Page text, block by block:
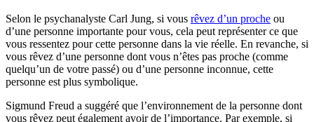
Selon le psychanalyste Carl Jung, si vous rêvez d’un proche ou
d’une personne importante pour vous, cela peut représenter ce que
vous ressentez pour cette personne dans la vie réelle. En revanche, si
vous rêvez d’une personne dont vous n’êtes pas proche (comme
quelqu’un de votre passé) ou d’une personne inconnue, cette
personne est plus symbolique.
Sigmund Freud a suggéré que l’environnement de la personne dont
vous rêvez peut également avoir de l’importance. Par exemple, si